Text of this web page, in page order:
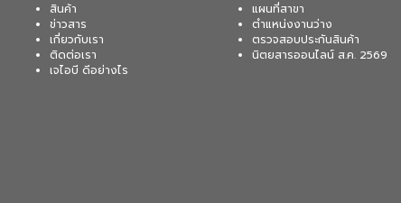
สินค้า
ข่าวสาร
เกี่ยวกับเรา
ติดต่อเรา
เจไอบี ดีอย่างไร
แผนที่สาขา
ตำแหน่งงานว่าง
ตรวจสอบประกันสินค้า
นิตยสารออนไลน์ ส.ค. 2569